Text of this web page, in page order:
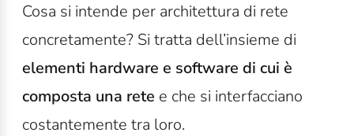
Cosa si intende per architettura di rete
concretamente? Si tratta dell’insieme di
elementi hardware e software di cui è
composta una rete e che si interfacciano
costantemente tra loro.